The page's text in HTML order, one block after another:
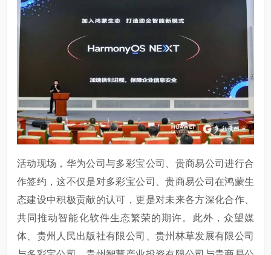
活动现场，华为公司与多彩宝公司、贵商易公司进行合
作签约，这不仅是对多彩宝公司、贵商易公司在鸿蒙生
态建设中积极贡献的认可，更是对未来各方深化合作、
共同推动智能化软件生态繁荣的期许。此外，众望媒
体、贵州人民出版社有限公司、贵州林草发展有限公司